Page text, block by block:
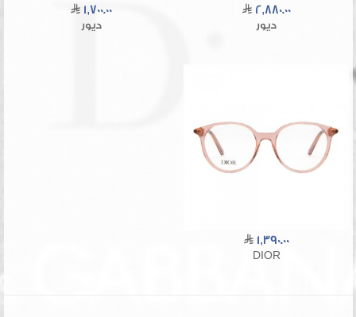
2,880.00
ديور
1,700.00
ديور
1,390.00
DIOR